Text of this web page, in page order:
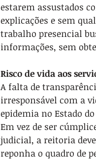
estarem assustados
explicações e sem
trabalho presencial
informações, sem
Risco de vida aos
A falta de
irresponsável com a
epidemia no Estado
Em vez de ser
judicial, a reitoria
reponha o quadro de